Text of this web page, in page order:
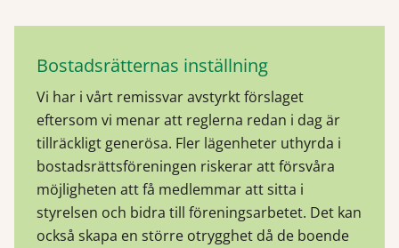
Bostadsrätternas inställning
Vi har i vårt remissvar avstyrkt förslaget
eftersom vi menar att reglerna redan i dag är
tillräckligt generösa. Fler lägenheter uthyrda i
bostadsrättsföreningen riskerar att försvåra
möjligheten att få medlemmar att sitta i
styrelsen och bidra till föreningsarbetet. Det kan
också skapa en större otrygghet då de boende